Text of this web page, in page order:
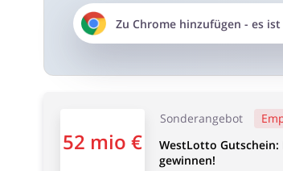
Zu Chromehinzufügen - es ist
52 mio €
Sonderangebot
WestLotto
gewinnen!